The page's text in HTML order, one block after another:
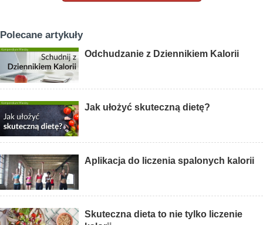
Polecane artykuły
Odchudzanie z Dziennikiem Kalorii
Jak ułożyć skuteczną dietę?
Aplikacja do liczenia spalonych kalorii
Skuteczna dieta to nie tylko liczenie